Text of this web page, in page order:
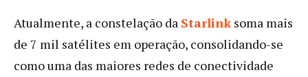
Atualmente, a constelação da Starlinksoma mais
de 7 mil satélites em operação, consolidando-se
como uma das maiores redes de conectividade